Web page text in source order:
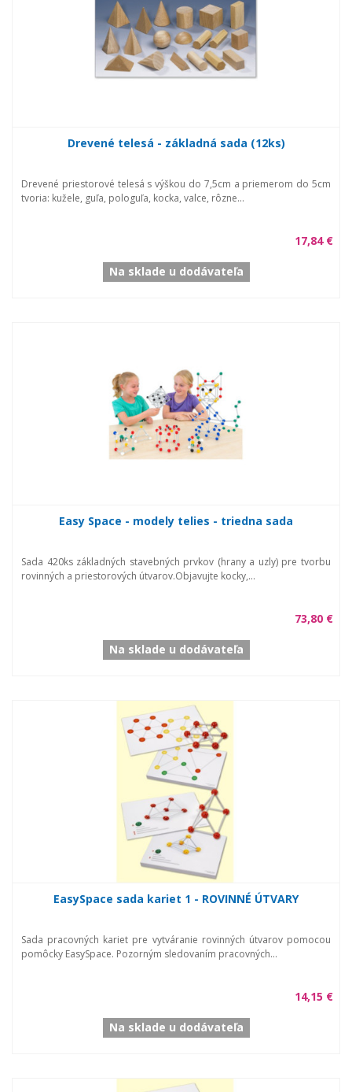
Drevené telesá - základná sada (12ks)
Drevené priestorové telesá s výškou do 7,5cm a priemerom do 5cm
tvoria: kužele, guľa, pologuľa, kocka, valce, rôzne...
17,84 €
Na sklade u dodávateľa
Easy Space - modely telies - triedna sada
Sada 420ks základných stavebných prvkov (hrany a uzly) pre tvorbu
rovinných a priestorových útvarov.Objavujte kocky,...
73,80 €
Na sklade u dodávateľa
EasySpace sada kariet 1 - ROVINNÉ ÚTVARY
Sada pracovných kariet pre vytváranie rovinných útvarov pomocou
pomôcky EasySpace. Pozorným sledovaním pracovných...
14,15 €
Na sklade u dodávateľa